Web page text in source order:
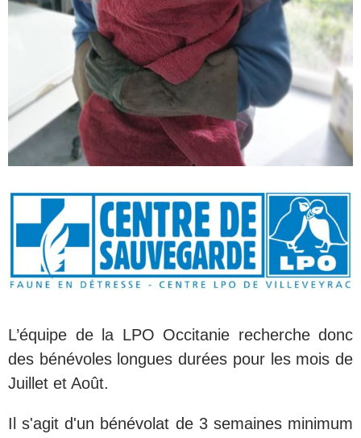
L’équipe de la LPO Occitanie recherche donc
des bénévoles longues durées pour les mois de
Juillet et Août.
Il s'agit d'un bénévolat de 3 semaines minimum